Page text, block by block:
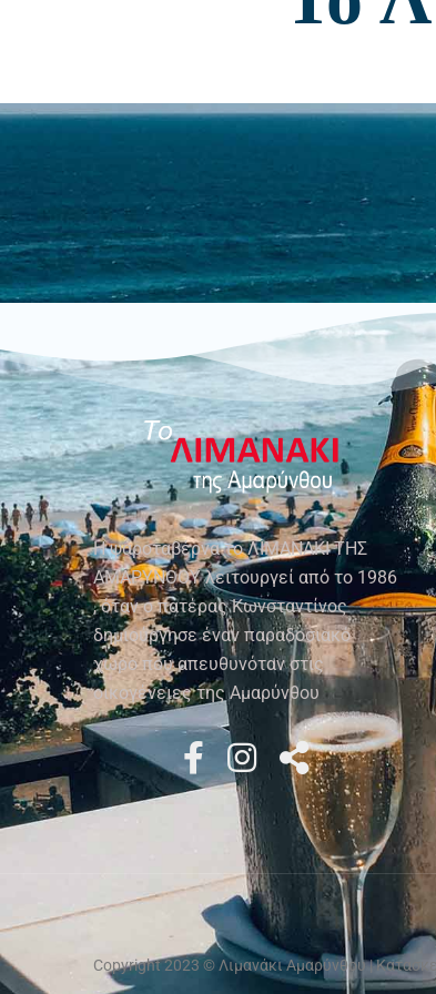
Η ψαροταβέρνα το ΛΙΜΑΝΑΚΙ ΤΗΣ
ΑΜΑΡΥΝΘΟΥ λειτουργεί από το 1986
, όταν ο πατέρας Κωνσταντίνος
δημιούργησε έναν παραδοσιακό
χώρο που απευθυνόταν στις
οικογένειες της Αμαρύνθου
Copyright 2023 © Λιμανάκι Αμαρύνθου |